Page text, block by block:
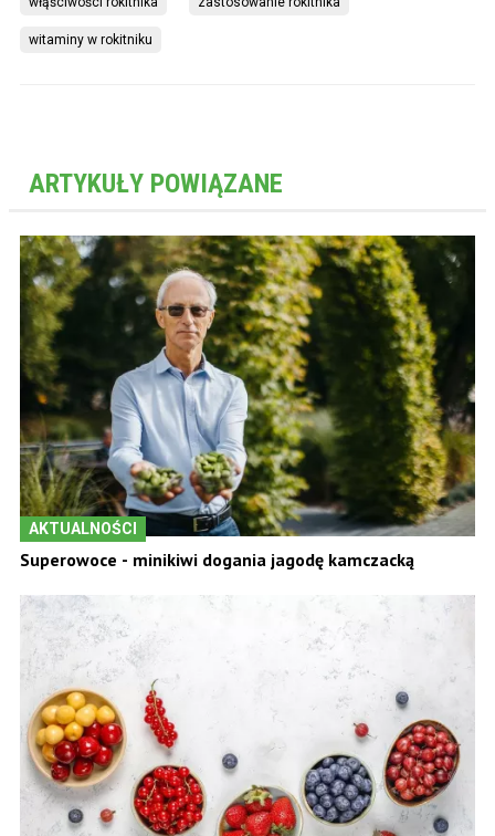
witaminy w rokitniku
ARTYKUŁY POWIĄZANE
AKTUALNOŚCI
Superowoce - minikiwi dogania jagodę kamczacką